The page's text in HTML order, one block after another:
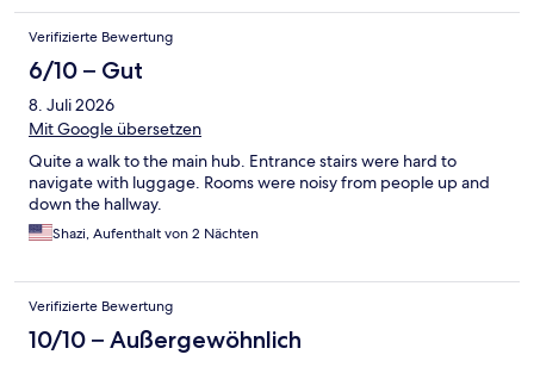
Verifizierte Bewertung
6/10 – Gut
8. Juli 2026
Mit Google übersetzen
Quite a walk to the main hub. Entrance stairs were hard to
navigate with luggage. Rooms were noisy from people up and
down the hallway.
Shazi, Aufenthalt von 2 Nächten
Verifizierte Bewertung
10/10 – Außergewöhnlich